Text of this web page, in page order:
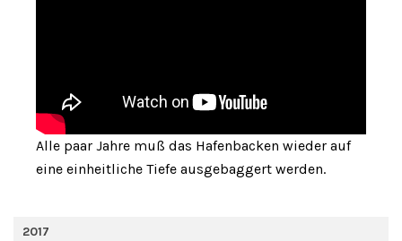
Alle paar Jahre muß das Hafenbacken wieder auf
eine einheitliche Tiefe ausgebaggert werden.
2017